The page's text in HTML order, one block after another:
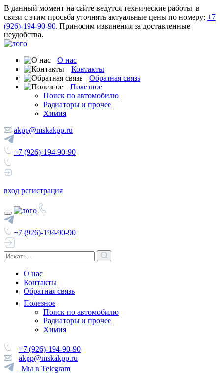
В данный момент на сайте ведутся технические работы, в
связи с этим просьба уточнять актуальные цены по номеру: +7
(926)-194-90-90. Приносим извинения за доставленные
неудобства.
О нас
Контакты
Обратная связь
Полезное
Поиск по автомобилю
Радиаторы и прочее
Химия
akpp@mskakpp.ru
+7 (926)-194-90-90
вход регистрация
+7 (926)-194-90-90
О нас
Контакты
Обратная связь
Полезное
Поиск по автомобилю
Радиаторы и прочее
Химия
+7 (926)-194-90-90
akpp@mskakpp.ru
Мы в Telegram